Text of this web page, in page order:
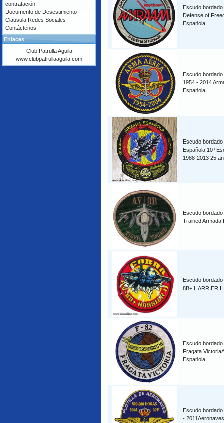
Escudo
Defense of
Española
Escudo
1954 - 2014
Española
Escudo
Española 10ª
1988-2013 25
Escudo bordado
Trained Armada
Escudo bordado
8B+ HARRIER II
Escudo
Fragata
Española
Escudo
-
contratación
Documento de Desestimiento
Clausula Redes Sociales
Contáctenos
Enlaces
Club Patrulla Aguila
www.clubpatrullaaguila.com